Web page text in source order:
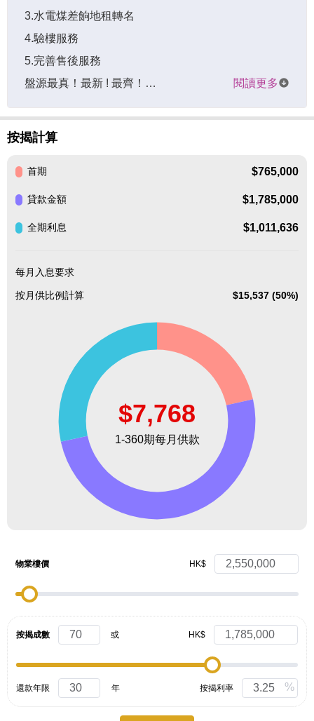
3.水電煤差餉地租轉名
4.驗樓服務
5.完善售後服務
盤源最真！最新 ! 最齊！…
閱讀更多
按揭計算
首期 $765,000
貸款金額 $1,785,000
全期利息 $1,011,636
每月入息要求
按月供比例計算 $15,537 (50%)
物業樓價 HK$
按揭成數 或 HK$
還款年限 年 按揭利率 %